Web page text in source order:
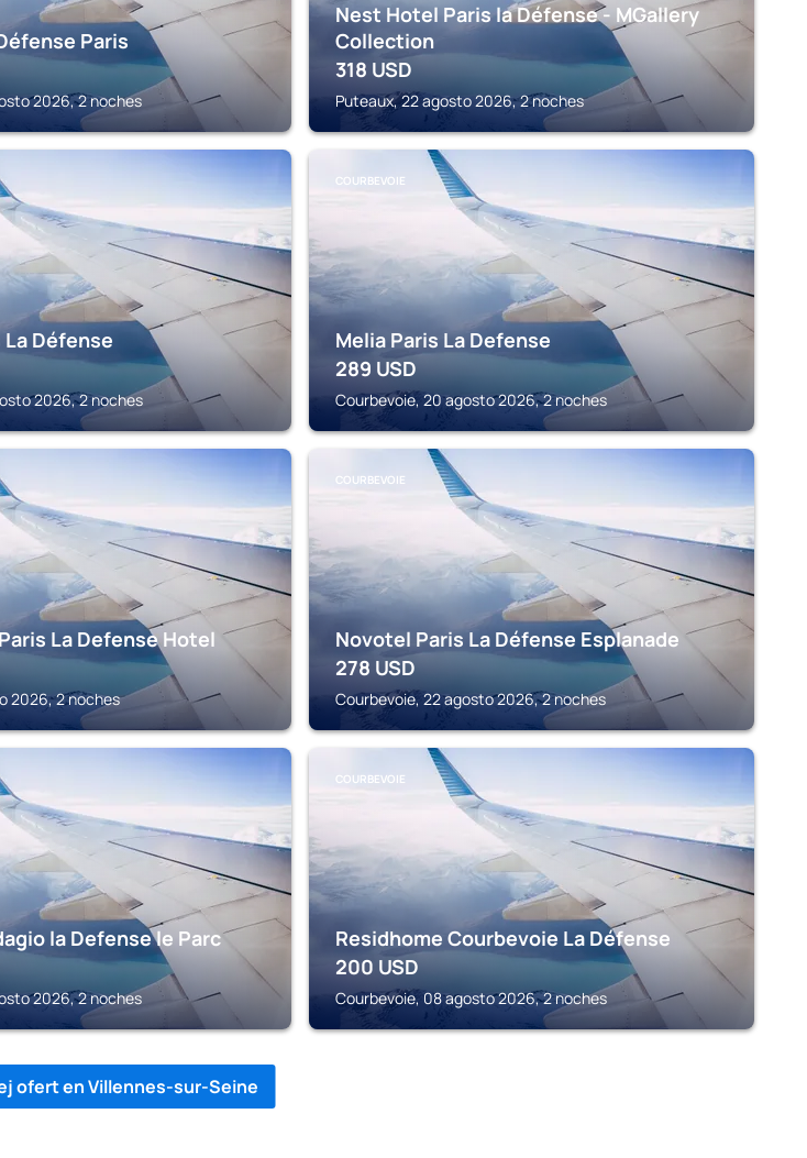
Paris
2026, 2 noches
Nest Hotel Paris la Défense - MGallery
Collection
318 USD
Puteaux, 22 agosto 2026, 2 noches
Défense
2026, 2 noches
COURBEVOIE
Melia Paris La Defense
289 USD
Courbevoie, 20 agosto 2026, 2 noches
La Defense Hotel
2026, 2 noches
COURBEVOIE
Novotel Paris La Défense Esplanade
278 USD
Courbevoie, 22 agosto 2026, 2 noches
la Defense le Parc
2026, 2 noches
COURBEVOIE
Residhome Courbevoie La Défense
200 USD
Courbevoie, 08 agosto 2026, 2 noches
ofert en Villennes-sur-Seine